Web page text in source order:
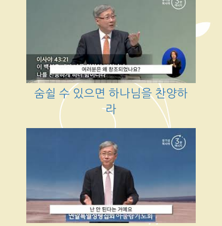
숨쉴 수 있으면 하나님을 찬양하
라